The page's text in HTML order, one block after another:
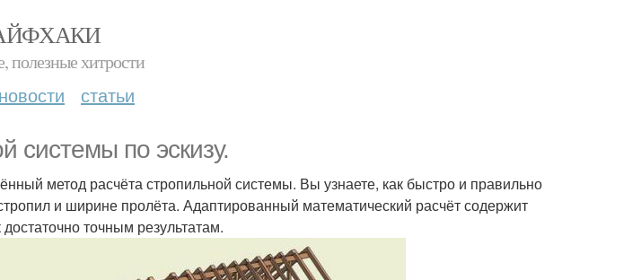
полезные хитрости
новости статьи
системы по эскизу.
метод расчёта стропильной системы. Вы узнаете, как быстро и правильно
и ширине пролёта. Адаптированный математический расчёт содержит
точным результатам.